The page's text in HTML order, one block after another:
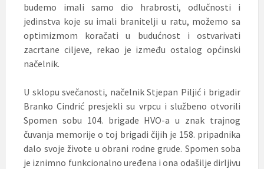
budemo imali samo dio hrabrosti, odlučnosti i
jedinstva koje su imali branitelji u ratu, možemo sa
optimizmom koračati u budućnost i ostvarivati
zacrtane ciljeve, rekao je između ostalog općinski
načelnik.
U sklopu svečanosti, načelnik Stjepan Piljić i brigadir
Branko Cindrić presjekli su vrpcu i službeno otvorili
Spomen sobu 104. brigade HVO-a u znak trajnog
čuvanja memorije o toj brigadi čijih je 158. pripadnika
dalo svoje živote u obrani rodne grude. Spomen soba
je iznimno funkcionalno uređena i ona odašilje dirljivu